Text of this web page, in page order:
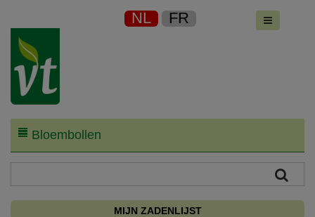
NL FR
Bloembollen
MIJN ZADENLIJST